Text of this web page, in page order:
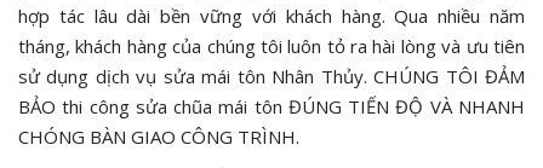
hợp tác lâu dài bền vững với khách hàng. Qua nhiều năm
tháng, khách hàng của chúng tôi luôn tỏ ra hài lòng và ưu tiên
sử dụng dịch vụ sửa mái tôn Nhân Thủy. CHÚNG TÔI ĐẢM
BẢO thi công sửa chũa mái tôn ĐÚNG TIẾN ĐỘ VÀ NHANH
CHÓNG BÀN GIAO CÔNG TRÌNH.